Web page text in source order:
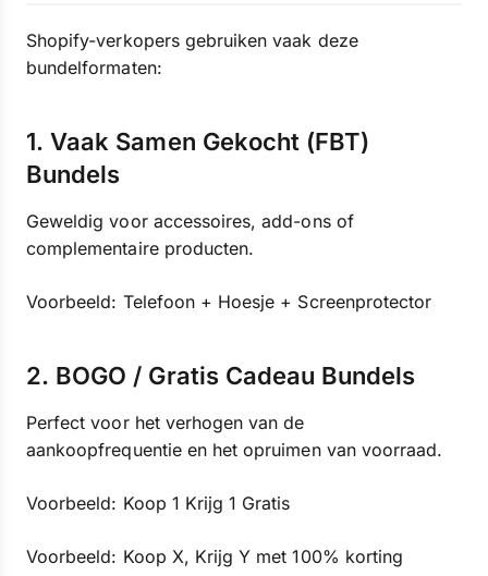
Shopify-verkopers gebruiken vaak deze
bundelformaten:
1. Vaak Samen Gekocht (FBT)
Bundels
Geweldig voor accessoires, add-ons of
complementaire producten.
Voorbeeld: Telefoon + Hoesje + Screenprotector
2. BOGO / Gratis Cadeau Bundels
Perfect voor het verhogen van de
aankoopfrequentie en het opruimen van voorraad.
Voorbeeld: Koop 1 Krijg 1 Gratis
Voorbeeld: Koop X, Krijg Y met 100% korting